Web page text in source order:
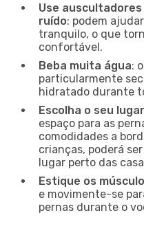
Use
ruído: podem
tranquilo, o que
confortável.
Beba muita água:
particularmente
hidratado durante
Escolha o seu
espaço para as
comodidades a
crianças, poderá
lugar perto das
Estique os
e movimente-se
pernas durante o